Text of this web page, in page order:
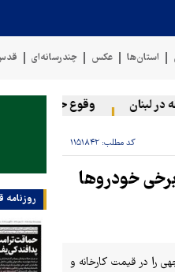
استان‌ها عکس چندرسانه‌ای قدس
وقوع حادثه دریایی در
کد مطلب: ۱۱۵۱۸۴۲
افزایش قیمت برخی خودروها
این خودروساز در خرداد ۱۴۰۵ افزایش قابل توجهی را در قیمت کارخانه و